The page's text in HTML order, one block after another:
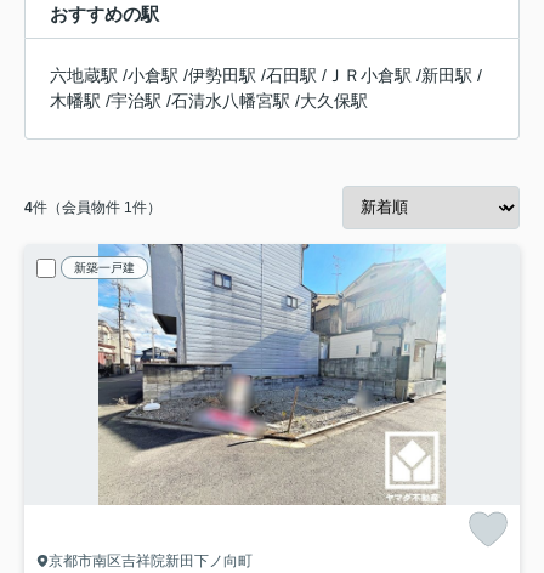
おすすめの駅
六地蔵駅 /小倉駅 /伊勢田駅 /石田駅 / ＪＲ小倉駅 /新田駅 /
木幡駅 /宇治駅 /石清水八幡宮駅 /大久保駅
4件（会員物件 1件）
新築一戸建
京都市南区吉祥院新田下ノ向町